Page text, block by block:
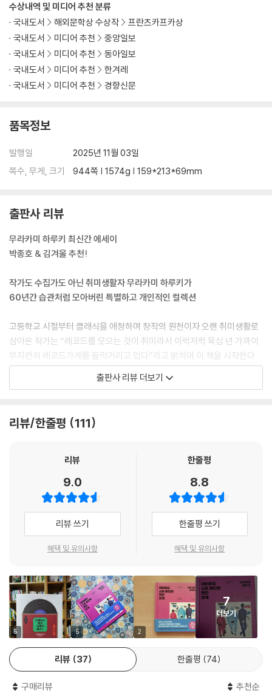
72 리하르트 슈트라우스 〈돈 후앙〉 작품번호 20 262
73 오르프 세속 칸타타 〈카르미나 부라나〉 265
74 브람스 피아노협주곡 2번 B♭장조 작품번호 83 268
75 J. S. 바흐 브란덴부르크 협주곡 4번 G장조 BWV1049 271
76 리스트 교향시 〈전주곡〉 274
77 프랑크 바이올린소나타 A장조 277
80 차이콥스키 피아노협주곡 1번 B♭단조 작품번호 23 286
82 브람스 피아노삼중주 1번 B장조 작품번호 8 292
83 시벨리우스 교향시 〈포욜라의 딸〉 작품번호 49 295
86 J. S. 바흐 〈음악의 헌정〉 BWV1079 307
88 프로코피예프 〈스키타이 모음곡〉 작품번호 20 313
89 모차르트 현악사중주 15번 D단조 K.421 316
91 버르토크 비올라협주곡(유작) 322
92 브람스 피아노오중주 F단조 작품번호 34 325
94 비제 가극 〈진주조개잡이〉 331
95 모차르트 호른협주곡 3번 E♭장조 K.447 334
96 베토벤 피아노소나타 32번 C단조 작품번호 111 337
97 토머스 비첨의 멋진 세계 343
98 존 오그던의 개성적인 생애 346
100 젊은 날의 오자와 세이지 352
『오래되고 멋진 클래식 레코드 2』
두 종류의 호불호
1 파가니니 24개의 카프리치오 (기상곡) 작품번호 1
2 리하르트 슈트라우스 교향시 [영웅의 생애] 작품번호 40
3 J. S. 바흐 무반주 바이올린을 위한 소나타와 파르티타 BWV.1001-100
4 베를리오즈 [이탈리아의 해럴드] 작품번호 16
6 보케리니 첼로협주곡 9번 B♭장조
7 차이콥스키 교향곡 4번 F단조 작품번호 36
8 프로코피예프 피아노협주곡 3번 C장조 작품번호 26
9 라벨 [밤의 가스파르]
10 라벨 [세 개의 샹송]
11 시벨리우스 교향곡 2번 D장조 작품번호 43
12 헨델 리코더와 통주저음을 위한 소나타 작품번호 1에서
13 헨델 바이올린과 통주저음을 위한 소나타 작품번호 1에서
수상내역 및 미디어 추천 분류
국내도서
해외문학상 수상작
프란츠카프카상
국내도서
미디어 추천
중앙일보
국내도서
미디어 추천
동아일보
국내도서
미디어 추천
한겨레
국내도서
미디어 추천 경향신문
품목정보
발행일
2025년 11월 03일
쪽수, 무게, 크기
944쪽 | 1574g | 159*213*69mm
출판사 리뷰
무라카미 하루키 최신간 에세이
박종호 & 김겨울 추천!
작가도 수집가도 아닌 취미생활자 무라카미 하루키가
60년간 습관처럼 모아버린 특별하고 개인적인 컬렉션
고등학교 시절부터 클래식을 애청하며 창작의 원천이자 오랜 취미생활로
삼아온 작가는 “레코드를 모으는 것이 취미라서 이럭저럭 육십 년 가까이
부지런히 레코드가게를 들락거리고 있다”라고 밝히며 이 책을 시작한다.
최근 들어 컬렉터를 대상으로 발매되는 화려하고 다양한 사양의 LP와 다
르게 대부분 “1950년부터 1960년대 중반에 녹음된 새카만 바이닐 디스
지만 틈날 때마다 한 장 한 장 정성껏 손질하며 턴테이블에 올리고, 지휘자
의 결에 귀기울이는 모습에서는 클래식 팬으로서의 진지한 애정이 가득 묻
게 만들어주는 것은 내게 무엇보다 큰 기쁨이다”라며 아날로그 레코드의
물성을 예찬하는 작가의 태도는 분야를 막론하고 무언가에 애착을 가지고
수집해본 사람들, 나아가 독자 입장에서 그의 소설을 오랫동안 애독해온
사람들에게 색다른 공감대를 형성한다.
그간 소설에서 접해온 ‘하루키 월드’의 흔적을 찾아내는 재미
책에서는 차이콥스키, 모차르트, 라흐마니노프, 바흐 등 익히 잘 알려진 작
곡가들의 교향곡과 협주곡에서 로시니와 비제의 오페라, 들리브의 무용음
악에 이르기까지 다양한 작품을 아우른다. 더불어 비첨, 오그던, 마르케비
치, 오자와 등 작가가 특별히 즐겨 듣는 거장 지휘자들의 음반은 따로 모아
언급하면서 총 100곡이 넘는 클래식 명곡을 다룬다. 대외적인 평가보다는
에서 그간 소설에서 접해온 ‘하루키 월드’의 흔적을 찾아내는 것도 재미다.
출판사 리뷰 더보기
리뷰/한줄평 111
리뷰
9.0
리뷰 쓰기
혜택 및 유의사항
한줄평
8.8
한줄평 쓰기
혜택 및 유의사항
5 5 2
7
더보기
리뷰 37 한줄평 74
구매리뷰 추천순